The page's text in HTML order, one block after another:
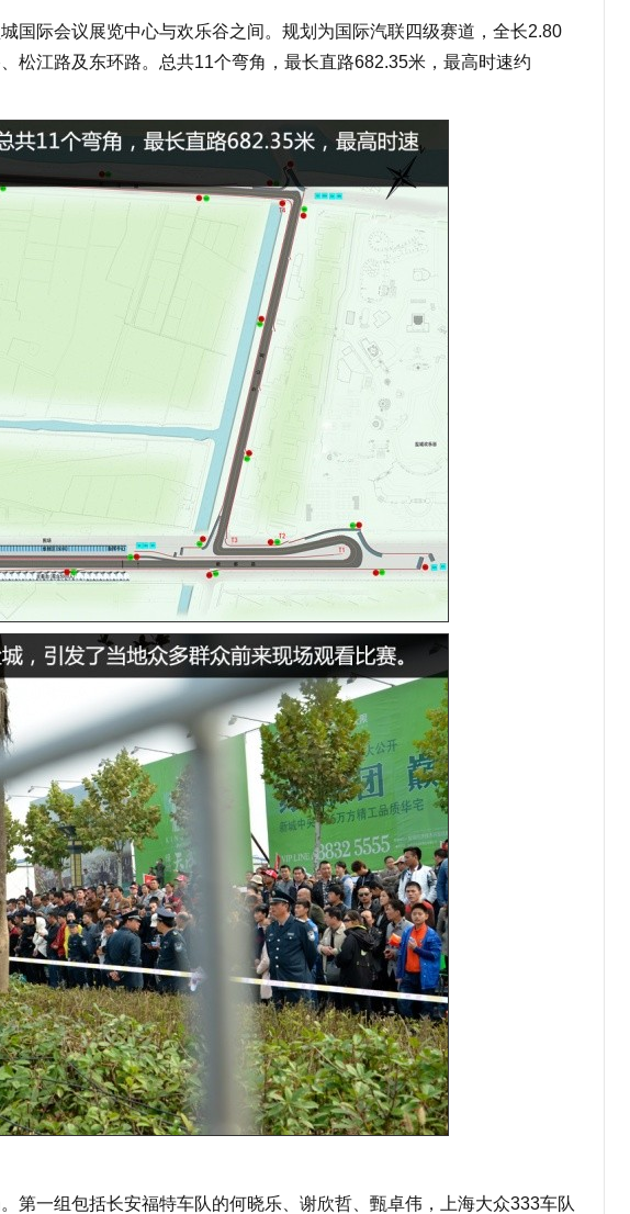
国际会议展览中心与欢乐谷之间。规划为国际汽联四级赛道，全长2.80
松江路及东环路。总共11个弯角，最长直路682.35米，最高时速约
第一组包括长安福特车队的何晓乐、谢欣哲、甄卓伟，上海大众333车队